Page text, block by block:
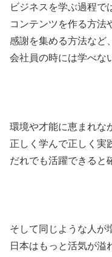
ビジネスを学ぶ過程で
コンテンツを作る方法
感謝を集める方法など、
会社員の時には学べな
環境や才能に恵まれな
正しく学んで正しく実
だれでも活躍できると
そして同じような人が
日本はもっと活気が溢